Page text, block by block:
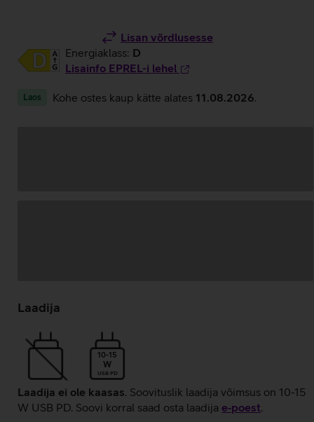
Lisan võrdlusesse
Energiaklass: D
Lisainfo EPREL-i lehel
Laos Kohe ostes kaup kätte alates 11.08.2026
laadimine
Laadija
10-15
W
USB PD
Laadija ei ole kaasas. Soovituslik laadija võimsus on 10-15
W USB PD. Soovi korral saad osta laadija e‑poest.